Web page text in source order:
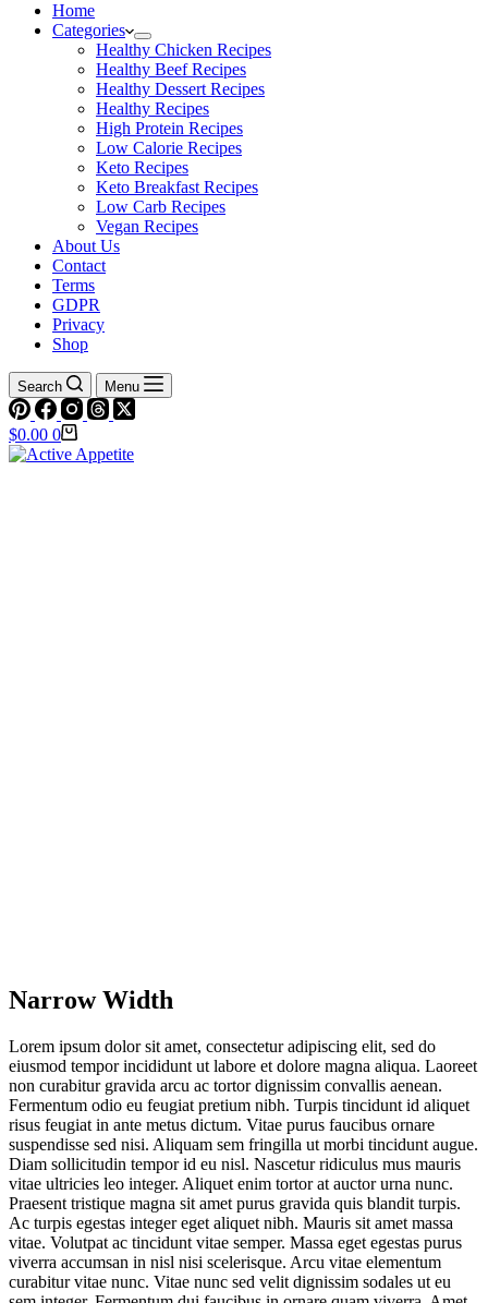
Home
Categories
Healthy Chicken Recipes
Healthy Beef Recipes
Healthy Dessert Recipes
Healthy Recipes
High Protein Recipes
Low Calorie Recipes
Keto Recipes
Keto Breakfast Recipes
Low Carb Recipes
Vegan Recipes
About Us
Contact
Terms
GDPR
Privacy
Shop
Search Menu
Shopping
cart
$0.00 0
Narrow Width
Lorem ipsum dolor sit amet, consectetur adipiscing elit, sed do
eiusmod tempor incididunt ut labore et dolore magna aliqua. Laoreet
non curabitur gravida arcu ac tortor dignissim convallis aenean.
Fermentum odio eu feugiat pretium nibh. Turpis tincidunt id aliquet
risus feugiat in ante metus dictum. Vitae purus faucibus ornare
suspendisse sed nisi. Aliquam sem fringilla ut morbi tincidunt augue.
Diam sollicitudin tempor id eu nisl. Nascetur ridiculus mus mauris
vitae ultricies leo integer. Aliquet enim tortor at auctor urna nunc.
Praesent tristique magna sit amet purus gravida quis blandit turpis.
Ac turpis egestas integer eget aliquet nibh. Mauris sit amet massa
vitae. Volutpat ac tincidunt vitae semper. Massa eget egestas purus
viverra accumsan in nisl nisi scelerisque. Arcu vitae elementum
curabitur vitae nunc. Vitae nunc sed velit dignissim sodales ut eu